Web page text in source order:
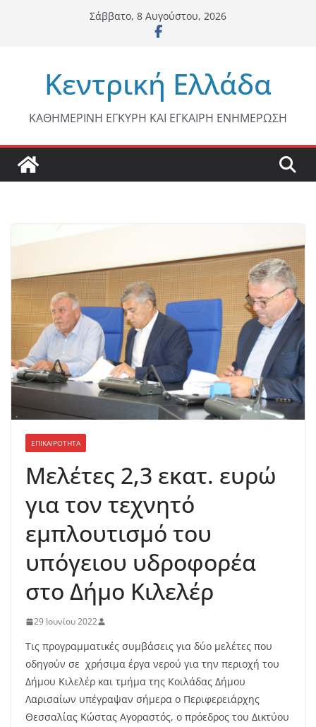
Σάββατο, 8 Αυγούστου, 2026
Κεντρική Ελλάδα
ΚΑΘΗΜΕΡΙΝΗ ΕΓΚΥΡΗ ΚΑΙ ΕΓΚΑΙΡΗ ΕΝΗΜΕΡΩΣΗ
ΕΠΙΚΑΙΡΟΤΗΤΑ
Μελέτες 2,3 εκατ. ευρώ
για τον τεχνητό
εμπλουτισμό του
υπόγειου υδροφορέα
στο Δήμο Κιλελέρ
29 Ιουνίου 2022
Τις προγραμματικές συμβάσεις για δύο μελέτες που
οδηγούν σε χρήσιμα έργα νερού για την περιοχή του
Δήμου Κιλελέρ και τμήμα της Κοιλάδας Δήμου
Λαρισαίων υπέγραψαν σήμερα ο Περιφερειάρχης
Θεσσαλίας Κώστας Αγοραστός, ο πρόεδρος του Δικτύου